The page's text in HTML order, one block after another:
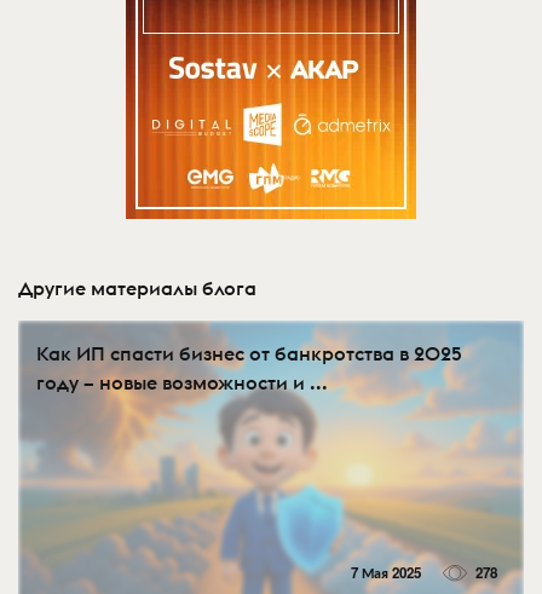
Другие материалы блога
Как ИП спасти бизнес от банкротства в 2025
году – новые возможности и ...
7 Мая 2025 278